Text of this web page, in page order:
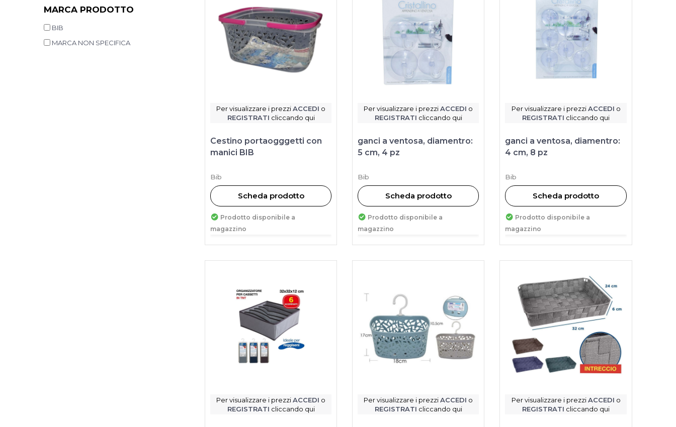
MARCA PRODOTTO
BIB
MARCA NON SPECIFICA
Per visualizzare i prezziACCEDI o
REGISTRATI cliccando qui
Cestino portaogggetti con
manici BIB
Bib
Scheda prodotto
Prodotto disponibile a
magazzino
Per visualizzare i prezziACCEDI o
REGISTRATI cliccando qui
ganci a ventosa, diamentro:
5 cm, 4 pz
Bib
Scheda prodotto
Prodotto disponibile a
magazzino
Per visualizzare i prezziACCEDI o
REGISTRATI cliccando qui
ganci a ventosa, diamentro:
4 cm, 8 pz
Bib
Scheda prodotto
Prodotto disponibile a
magazzino
Per visualizzare i prezziACCEDI o
REGISTRATI cliccando qui
Per visualizzare i prezziACCEDI o
REGISTRATI cliccando qui
Per visualizzare i prezziACCEDI o
REGISTRATI cliccando qui